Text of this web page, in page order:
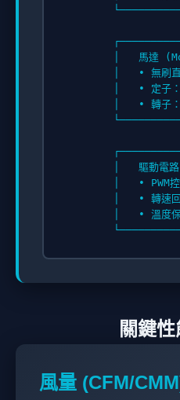
│   馬達
│   • 無刷
│   • 定子
│   • 轉子
│   驅動電
│   • PWM
│   • 轉速
│   • 溫度
關鍵
風量 (CFM/